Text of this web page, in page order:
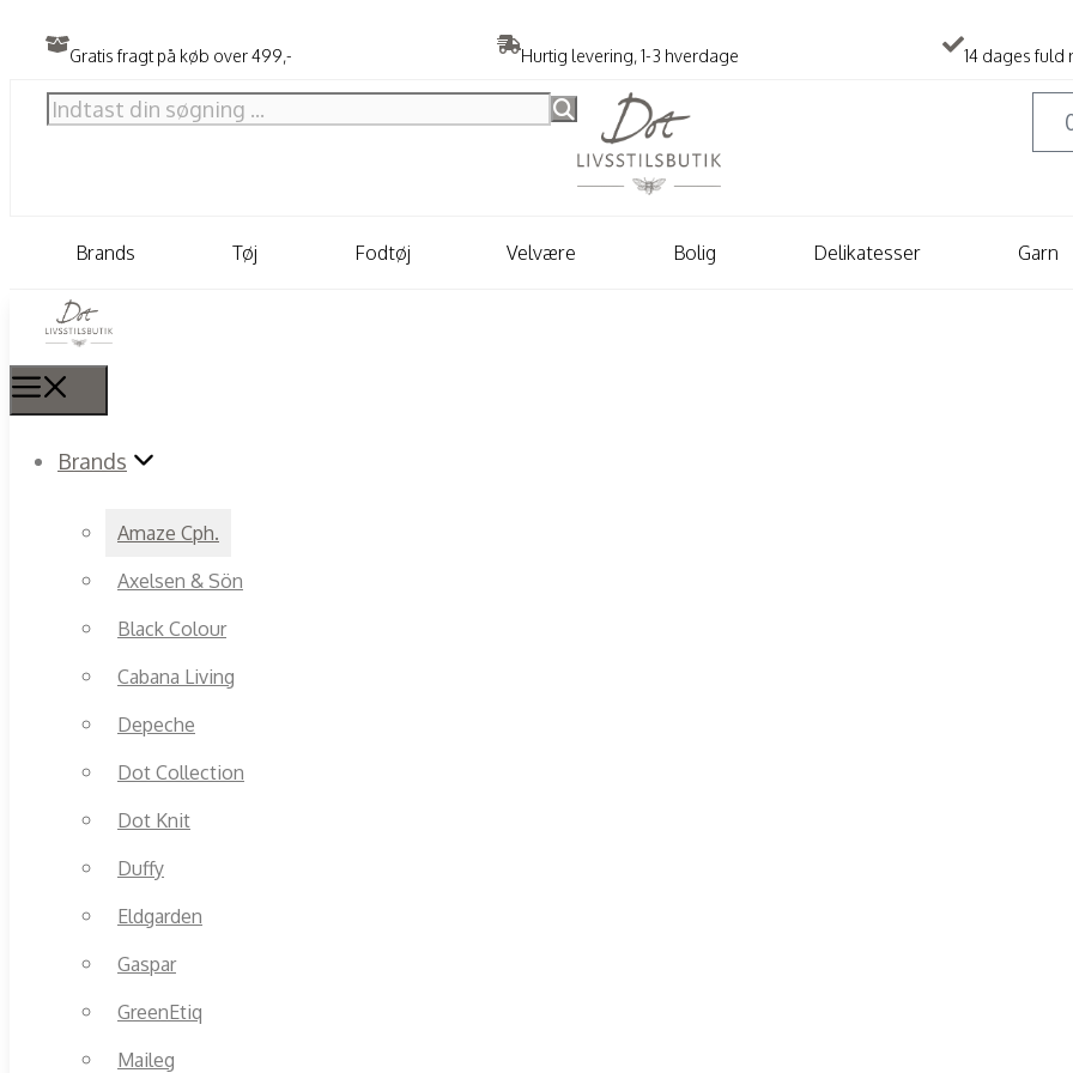
Gratis fragt på køb over 499,- Hurtig levering, 1-3 hverdage 14 dages fuld
Brands Tøj Fodtøj Velvære Bolig Delikatesser Garn
Brands
Amaze Cph.
Axelsen & Sön
Black Colour
Cabana Living
Depeche
Dot Collection
Dot Knit
Duffy
Eldgarden
Gaspar
GreenEtiq
Maileg